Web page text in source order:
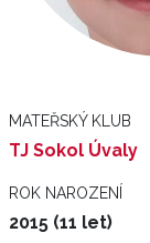
MATEŘSKÝ KLUB
TJ Sokol Úvaly
ROK NAROZENÍ
2015 (11 let)